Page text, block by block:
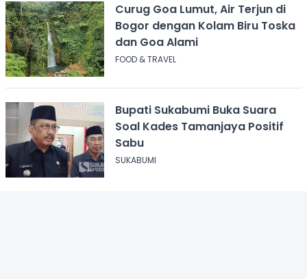
Curug Goa Lumut, Air Terjun di
Bogor dengan Kolam Biru Toska
dan Goa Alami
FOOD & TRAVEL
Bupati Sukabumi Buka Suara
Soal Kades Tamanjaya Positif
Sabu
SUKABUMI